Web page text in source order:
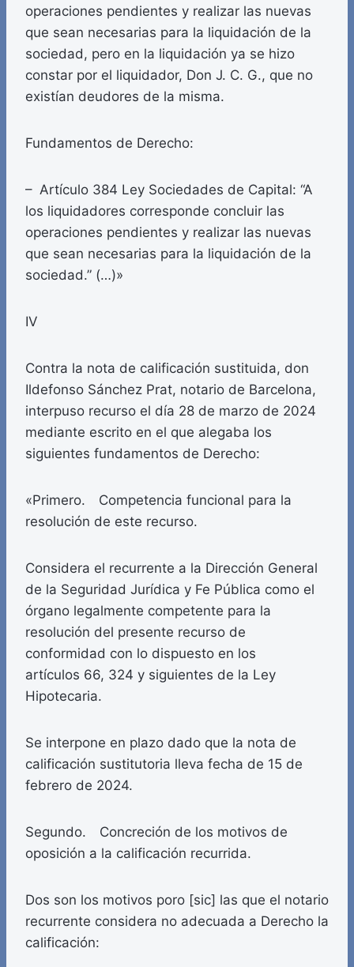
operaciones pendientes y realizar las nuevas
que sean necesarias para la liquidación de la
sociedad, pero en la liquidación ya se hizo
constar por el liquidador, Don J. C. G., que no
existían deudores de la misma.
Fundamentos de Derecho:
– Artículo 384 Ley Sociedades de Capital: “A
los liquidadores corresponde concluir las
operaciones pendientes y realizar las nuevas
que sean necesarias para la liquidación de la
sociedad.” (…)»
IV
Contra la nota de calificación sustituida, don
Ildefonso Sánchez Prat, notario de Barcelona,
interpuso recurso el día 28 de marzo de 2024
mediante escrito en el que alegaba los
siguientes fundamentos de Derecho:
«Primero. Competencia funcional para la
resolución de este recurso.
Considera el recurrente a la Dirección General
de la Seguridad Jurídica y Fe Pública como el
órgano legalmente competente para la
resolución del presente recurso de
conformidad con lo dispuesto en los
artículos 66, 324 y siguientes de la Ley
Hipotecaria.
Se interpone en plazo dado que la nota de
calificación sustitutoria lleva fecha de 15 de
febrero de 2024.
Segundo. Concreción de los motivos de
oposición a la calificación recurrida.
Dos son los motivos poro [sic] las que el notario
recurrente considera no adecuada a Derecho la
calificación: